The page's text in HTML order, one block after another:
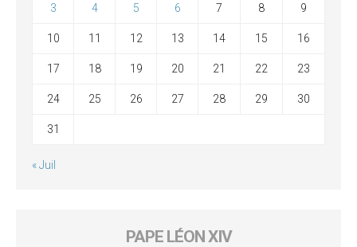
3 4 5 6 7 8 9
10 11 12 13 14 15 16
17 18 19 20 21 22 23
24 25 26 27 28 29 30
31
« Juil
PAPE LÉON XIV